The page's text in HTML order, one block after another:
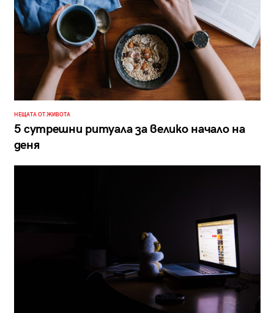
НЕЩАТА ОТ ЖИВОТА
5 сутрешни ритуала за велико начало на
деня